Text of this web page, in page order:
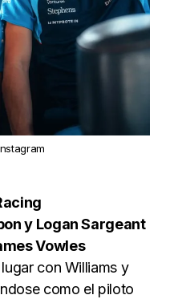
y Logan Sargeant
Vowles
con Williams y
como el piloto